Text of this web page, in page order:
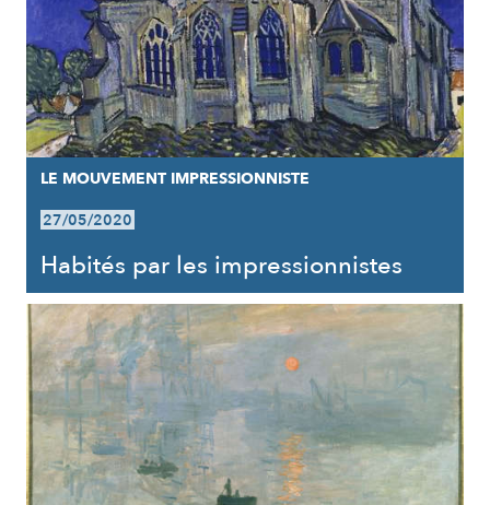
LE MOUVEMENT IMPRESSIONNISTE
27/05/2020
Habités par les impressionnistes